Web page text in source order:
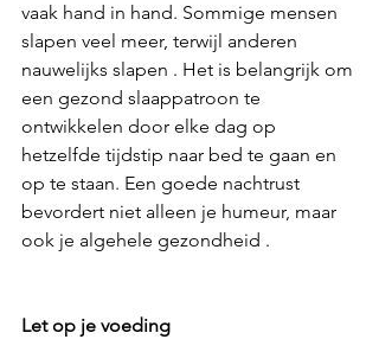
vaak hand in hand. Sommige mensen
slapen veel meer, terwijl anderen
nauwelijks slapen . Het is belangrijk om
een gezond slaappatroon te
ontwikkelen door elke dag op
hetzelfde tijdstip naar bed te gaan en
op te staan. Een goede nachtrust
bevordert niet alleen je humeur, maar
ook je algehele gezondheid .
Let op je voeding